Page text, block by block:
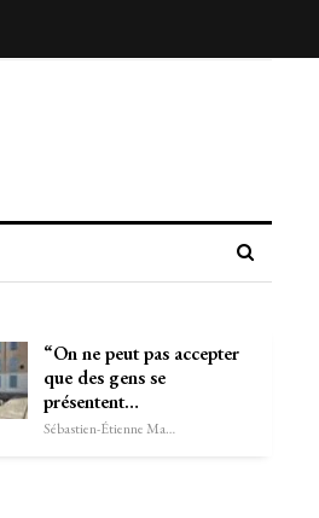
“On ne peut pas accepter
que des gens se
présentent…
Sébastien-Étienne Marechal